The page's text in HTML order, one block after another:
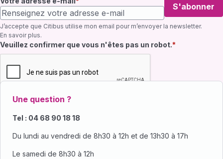
S'abonner
J’accepte que Citibus utilise mon email pour m’envoyer la newsletter.
En savoir plus.
Champ requis
Veuillez confirmer que vous n'êtes pas un robot.
Une question ?
Tel : 04 68 90 18 18
Du lundi au vendredi de 8h30 à 12h et de 13h30 à 17h
Le samedi de 8h30 à 12h